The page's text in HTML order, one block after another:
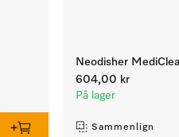
Neodisher
604,00 kr
På lager
Sammenlign